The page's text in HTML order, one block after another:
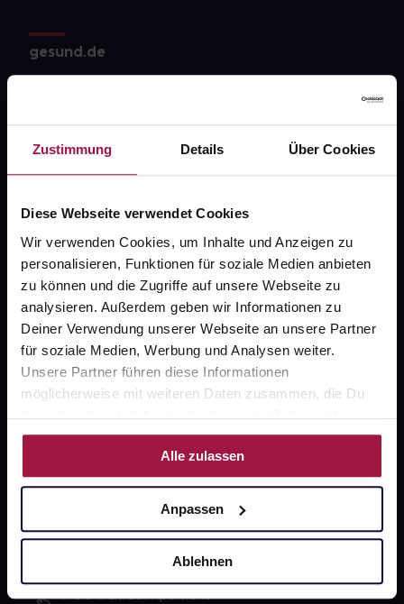
Zustimmung Details Über Cookies
Diese Webseite verwendet Cookies
Wir verwenden Cookies, um Inhalte und Anzeigen zu
personalisieren, Funktionen für soziale Medien anbieten
zu können und die Zugriffe auf unsere Webseite zu
analysieren. Außerdem geben wir Informationen zu
Deiner Verwendung unserer Webseite an unsere Partner
für soziale Medien, Werbung und Analysen weiter.
Unsere Partner führen diese Informationen
möglicherweise mit weiteren Daten zusammen, die Du
ihnen bereitgestellt hast oder die sie im Rahmen Deiner
Nutzung der Dienste gesammelt haben.
Alle zulassen
Anpassen
Ablehnen
gesund.de
Karriere
Newsletter
gesund-versorger.de
Sanitätshäuser
Datenschutz
AGB
Impressum
Ausgewählte Wunschprodukte sofort abholbereit
Lieferung für sofort verfügbare Artikel meist am
selben Tag möglich
Freie Wahl der Apotheke